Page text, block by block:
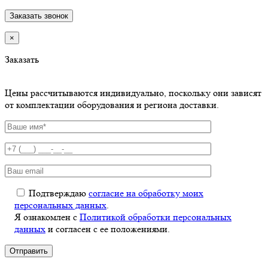
×
Заказать
Цены рассчитываются индивидуально, поскольку они зависят
от комплектации оборудования и региона доставки.
Подтверждаю согласие на обработку моих
персональных данных
Я ознакомлен с Политикой обработки персональных
данных и согласен с ее положениями.